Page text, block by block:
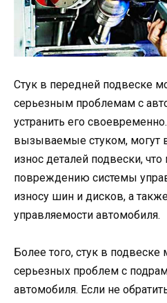
Стук в передней подвеске
серьезным проблемам с
устранить его
вызываемые стуком, могут
износ деталей подвески,
повреждению системы
износу шин и дисков, а
управляемости автомобиля.
Более того, стук в
серьезных проблем с
автомобиля. Если не